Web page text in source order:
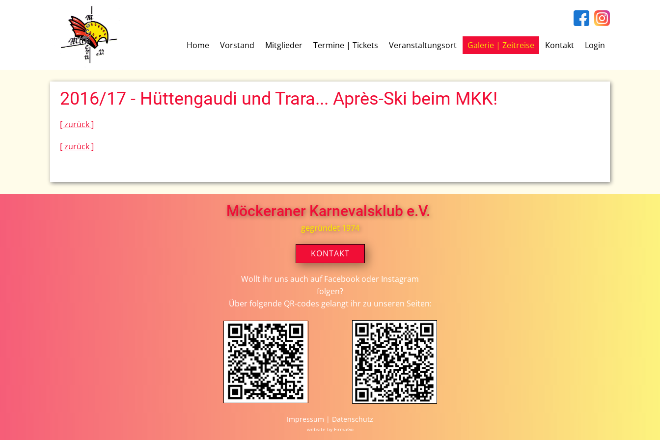
Home Vorstand Mitglieder Termine | Tickets Veranstaltungsort Galerie | Zeitreise Kontakt Login
2016/17 - Hüttengaudi und Trara... Après-Ski beim MKK!
[ zurück ]
[ zurück ]
Möckeraner Karnevalsklub e.V.
gegründet 1974
KONTAKT
Wollt ihr uns auch auf Facebook oder Instagram
folgen?
Über folgende QR-codes gelangt ihr zu unseren Seiten:
Impressum | Datenschutz
website by FirmaGo